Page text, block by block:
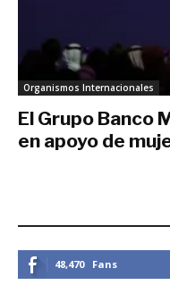
Organismos Internacionales
El Grupo Banco
en apoyo de
48,470 Fans